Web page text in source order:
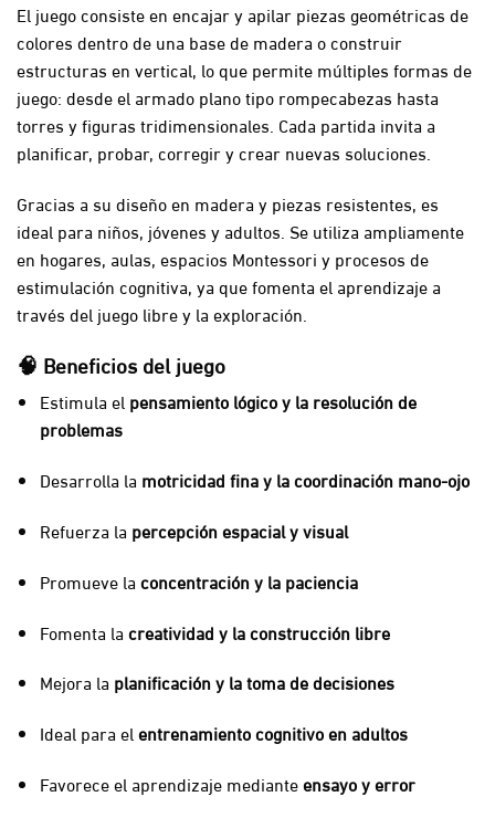
El juego consiste en encajar y apilar piezas geométricas de
colores dentro de una base de madera o construir
estructuras en vertical, lo que permite múltiples formas de
juego: desde el armado plano tipo rompecabezas hasta
torres y figuras tridimensionales. Cada partida invita a
planificar, probar, corregir y crear nuevas soluciones.
Gracias a su diseño en madera y piezas resistentes, es
ideal para niños, jóvenes y adultos. Se utiliza ampliamente
en hogares, aulas, espacios Montessori y procesos de
estimulación cognitiva, ya que fomenta el aprendizaje a
través del juego libre y la exploración.
🧠 Beneficios del juego
Estimula el pensamiento lógico y la resolución de
problemas
Desarrolla la motricidad fina y la coordinación mano-ojo
Refuerza la percepción espacial y visual
Promueve la concentración y la paciencia
Fomenta la creatividad y la construcción libre
Mejora la planificación y la toma de decisiones
Ideal para el entrenamiento cognitivo en adultos
Favorece el aprendizaje medianteensayo y error